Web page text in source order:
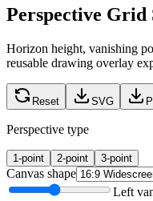
Perspective Grid
Horizon height, vanishing
reusable drawing overlay
Reset SVG
Perspective type
1-point 2-point 3-point
Canvas shape
Left